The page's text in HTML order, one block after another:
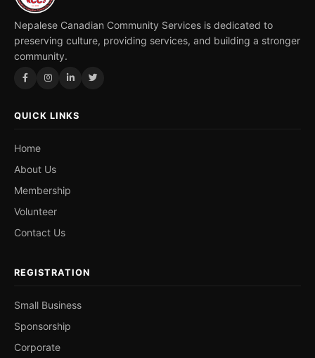
Nepalese Canadian Community Services is dedicated to
preserving culture, providing services, and building a stronger
community.
QUICK LINKS
Home
About Us
Membership
Volunteer
Contact Us
REGISTRATION
Small Business
Sponsorship
Corporate